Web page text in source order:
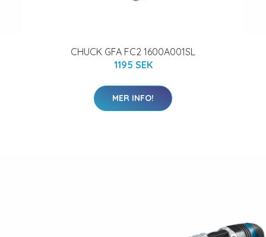
CHUCK GFA FC2 1600A001SL
1195 SEK
MER INFO!